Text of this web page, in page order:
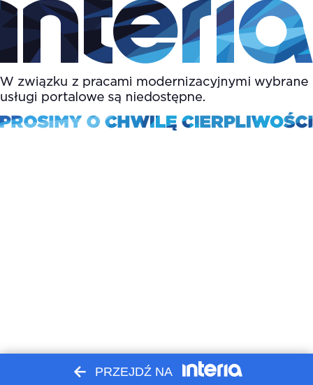
PRZEJDŹ NA